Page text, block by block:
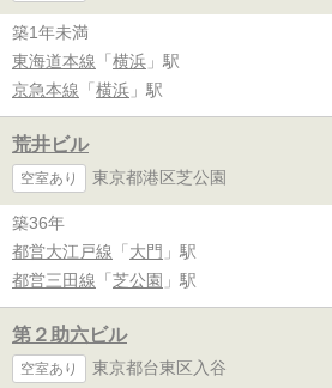
築1年未満
東海道本線 「 横浜 」駅
京急本線 「 横浜 」駅
荒井ビル
空室あり 東京都港区芝公園
築36年
都営大江戸線 「 大門 」駅
都営三田線 「 芝公園 」駅
第２助六ビル
空室あり 東京都台東区入谷